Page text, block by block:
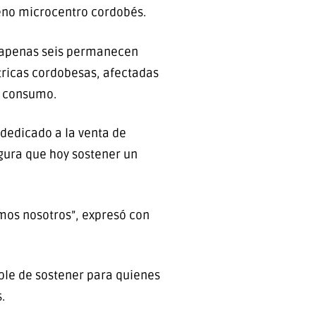
microcentro cordobés.
seis permanecen
cordobesas, afectadas
a la venta de
que hoy sostener un
nosotros”, expresó con
de sostener para quienes